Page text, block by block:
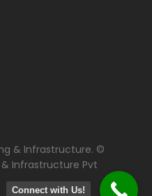
& Infrastructure. ©
Infrastructure Pvt
Connect with Us!